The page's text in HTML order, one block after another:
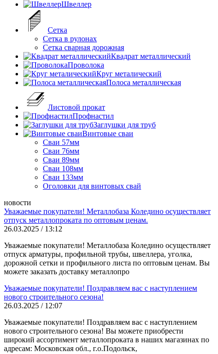
Швеллер
Cетка
Сетка в рулонах
Сетка сварная дорожная
Квадрат металлический
Проволока
Круг металический
Полоса металлическая
Листовой прокат
Профнастил
Заглушки для труб
Винтовые сваи
Сваи 57мм
Сваи 76мм
Сваи 89мм
Сваи 108мм
Сваи 133мм
Оголовки для винтовых свай
новости
Уважаемые покупатели! Металлобаза Коледино осуществляет
отпуск металлопроката по оптовым ценам.
26.03.2025 / 13:12
Уважаемые покупатели! Металлобаза Коледино осуществляет
отпуск арматуры, профильной трубы, швеллера, уголка,
дорожной сетки и профильного листа по оптовым ценам. Вы
можете заказать доставку металлопро
Уважаемые покупатели! Поздравляем вас с наступлением
нового строительного сезона!
26.03.2025 / 12:07
Уважаемые покупатели! Поздравляем вас с наступлением
нового строительного сезона! Вы можете приобрести
широкий ассортимент металлопроката в наших магазинах по
адресам: Московская обл., г.о.Подольск,